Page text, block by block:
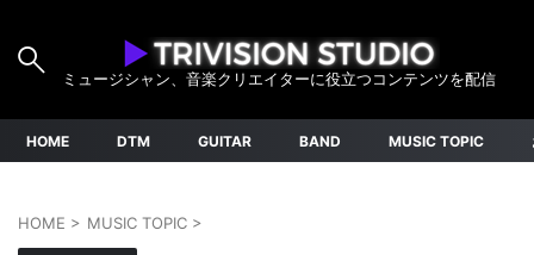
ミュージシャン、音楽クリエイターに役立つコンテンツを配信
HOME DTM GUITAR BAND MUSIC TOPIC
HOME > MUSIC TOPIC >